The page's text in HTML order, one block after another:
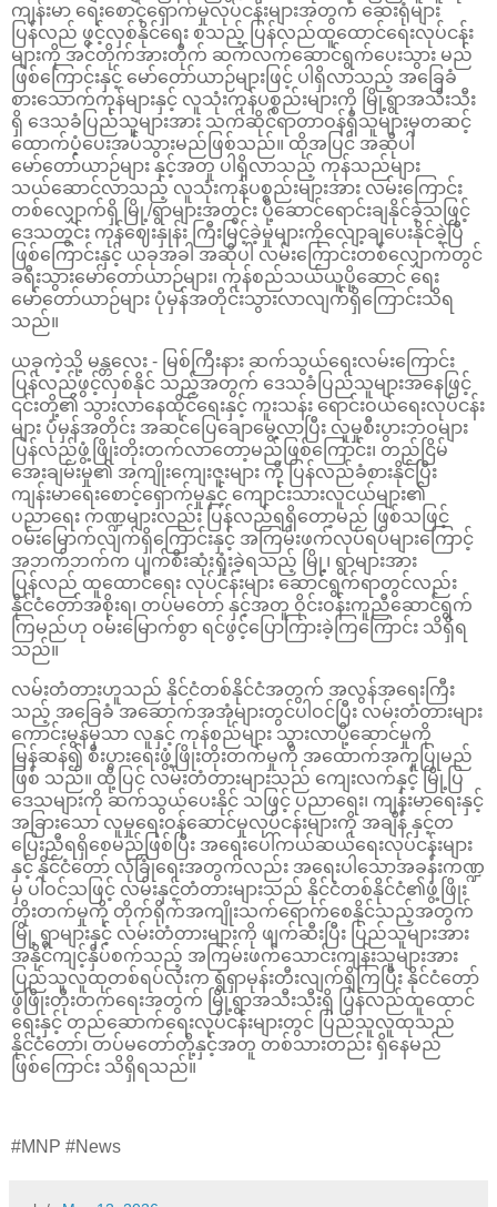
ကျန်းမာ ရေးစောင့်ရှောက်မှုလုပ်ငန်းများအတွက် ဆေးရုံများ
ပြန်လည် ဖွင့်လှစ်နိုင်ရေး စသည့် ပြန်လည်ထူထောင်ရေးလုပ်ငန်း
များကို အင်တိုက်အားတိုက် ဆက်လက်ဆောင်ရွက်ပေးသွား မည်
ဖြစ်ကြောင်းနှင့် မော်တော်ယာဉ်များဖြင့် ပါရှိလာသည့် အခြေခံ
စားသောက်ကုန်များနှင့် လူသုံးကုန်ပစ္စည်းများကို မြို့ရွာအသီးသီး
ရှိ ဒေသခံပြည်သူများအား သက်ဆိုင်ရာတာဝန်ရှိသူများမှတဆင့်
ထောက်ပံ့ပေးအပ်သွားမည်ဖြစ်သည်။ ထိုအပြင် အဆိုပါ
မော်တော်ယာဉ်များ နှင့်အတူ ပါရှိလာသည့် ကုန်သည်များ
သယ်ဆောင်လာသည့် လူသုံးကုန်ပစ္စည်းများအား လမ်းကြောင်း
တစ်လျှောက်ရှိ မြို့/ရွာများအတွင်း ပို့ဆောင်ရောင်းချနိုင်ခဲ့သဖြင့်
ဒေသတွင်း ကုန်ဈေးနှုန်း ကြီးမြင့်ခဲ့မှုများကိုလျော့ချပေးနိုင်ခဲ့ပြီ
ဖြစ်ကြောင်းနှင့် ယခုအခါ အဆိုပါ လမ်းကြောင်းတစ်လျှောက်တွင်
ခရီးသွားမော်တော်ယာဉ်များ၊ ကုန်စည်သယ်ယူပို့ဆောင် ရေး
မော်တော်ယာဉ်များ ပုံမှန်အတိုင်းသွားလာလျက်ရှိကြောင်းသိရ
သည်။
ယခုကဲ့သို့ မန္တလေး - မြစ်ကြီးနား ဆက်သွယ်ရေးလမ်းကြောင်း
ပြန်လည်ဖွင့်လှစ်နိုင် သည့်အတွက် ဒေသခံပြည်သူများအနေဖြင့်
၎င်းတို့၏ သွားလာနေထိုင်ရေးနှင့် ကူးသန်း ရောင်းဝယ်ရေးလုပ်ငန်း
များ ပုံမှန်အတိုင်း အဆင်ပြေချောမွေ့လာပြီး လူမှုစီးပွားဘဝများ
ပြန်လည်ဖွံ့ဖြိုးတိုးတက်လာတော့မည်ဖြစ်ကြောင်း၊ တည်ငြိမ်
အေးချမ်းမှု၏ အကျိုးကျေးဇူးများ ကို ပြန်လည်ခံစားနိုင်ပြီး
ကျန်းမာရေးစောင့်ရှောက်မှုနှင့် ကျောင်းသားလူငယ်များ၏
ပညာရေး ကဏ္ဍများလည်း ပြန်လည်ရရှိတော့မည် ဖြစ်သဖြင့်
ဝမ်းမြောက်လျက်ရှိကြောင်းနှင့် အကြမ်းဖက်လုပ်ရပ်များကြောင့်
အဘက်ဘက်က ပျက်စီးဆုံးရှုံးခဲ့ရသည့် မြို့၊ ရွာများအား
ပြန်လည် ထူထောင်ရေး လုပ်ငန်းများ ဆောင်ရွက်ရာတွင်လည်း
နိုင်ငံတော်အစိုးရ၊ တပ်မတော် နှင့်အတူ ဝိုင်းဝန်းကူညီဆောင်ရွက်
ကြမည်ဟု ဝမ်းမြောက်စွာ ရင်ဖွင့်ပြောကြားခဲ့ကြကြောင်း သိရှိရ
သည်။
လမ်းတံတားဟူသည် နိုင်ငံတစ်နိုင်ငံအတွက် အလွန်အရေးကြီး
သည့် အခြေခံ အဆောက်အအုံများတွင်ပါဝင်ပြီး လမ်းတံတားများ
ကောင်းမွန်မှသာ လူနှင့် ကုန်စည်များ သွားလာပို့ဆောင်မှုကို
မြန်ဆန်၍ စီးပွားရေးဖွံ့ဖြိုးတိုးတက်မှုကို အထောက်အကူပြုမည်
ဖြစ် သည်။ ထို့ပြင် လမ်းတံတားများသည် ကျေးလက်နှင့် မြို့ပြ
ဒေသများကို ဆက်သွယ်ပေးနိုင် သဖြင့် ပညာရေး၊ ကျန်းမာရေးနှင့်
အခြားသော လူမှုရေးဝန်ဆောင်မှုလုပ်ငန်းများကို အချိန် နှင့်တ
ပြေးညီရရှိစေမည်ဖြစ်ပြီး အရေးပေါ်ကယ်ဆယ်ရေးလုပ်ငန်းများ
နှင့် နိုင်ငံတော် လုံခြုံရေးအတွက်လည်း အရေးပါသောအခန်းကဏ္ဍ
မှ ပါဝင်သဖြင့် လမ်းနှင့်တံတားများသည် နိုင်ငံတစ်နိုင်ငံ၏ဖွံ့ဖြိုး
တိုးတက်မှုကို တိုက်ရိုက်အကျိုးသက်ရောက်စေနိုင်သည့်အတွက်
မြို့ ရွာများနှင့် လမ်းတံတားများကို ဖျက်ဆီးပြီး ပြည်သူများအား
အနိုင်ကျင့်နှိပ်စက်သည့် အကြမ်းဖက်သောင်းကျန်းသူများအား
ပြည်သူလူထုတစ်ရပ်လုံးက ရွံရှာမုန်းတီးလျက်ရှိကြပြီး နိုင်ငံတော်
ဖွံဖြိုးတိုးတက်ရေးအတွက် မြို့ရွာအသီးသီးရှိ ပြန်လည်ထူထောင်
ရေးနှင့် တည်ဆောက်ရေးလုပ်ငန်းများတွင် ပြည်သူလူထုသည်
နိုင်ငံတော်၊ တပ်မတော်တို့နှင့်အတူ တစ်သားတည်း ရှိနေမည်
ဖြစ်ကြောင်း သိရှိရသည်။
#MNP #News